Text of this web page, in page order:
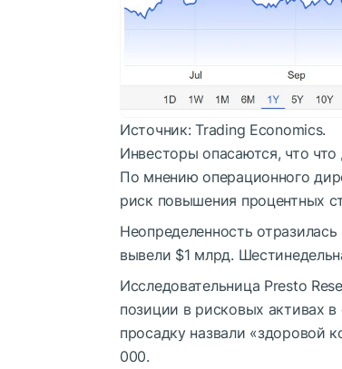
Источник: Trading Economics.
Инвесторы опасаются, что
По мнению операционного
риск повышения процентных
Неопределенность
вывели $1 млрд.
Исследовательница Presto
позиции в рисковых активах
просадку назвали «здоровой
000.